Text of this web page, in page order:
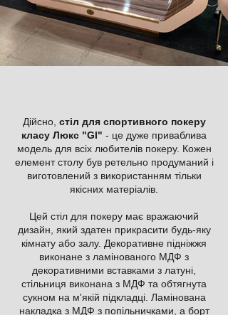
Дійсно, стіл для спортивного покеру
класу Люкс "GI" - це дуже приваблива
модель для всіх любителів покеру. Кожен
елемент столу був ретельно продуманий і
виготовлений з використанням тільки
якісних матеріалів.
Цей стіл для покеру має вражаючий
дизайн, який здатен прикрасити будь-яку
кімнату або залу. Декоративне підніжжя
виконане з ламінованого МДФ з
декоративними вставками з латуні,
стільниця виконана з МДФ та обтягнута
сукном на м'якій підкладці. Ламінована
накладка з МДФ з попільничками, а борт